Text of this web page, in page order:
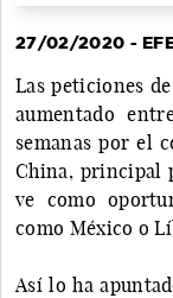
27/02/2020 -
Las peticiones
aumentado
semanas por el
China, principal
ve como
como México o
Así lo ha